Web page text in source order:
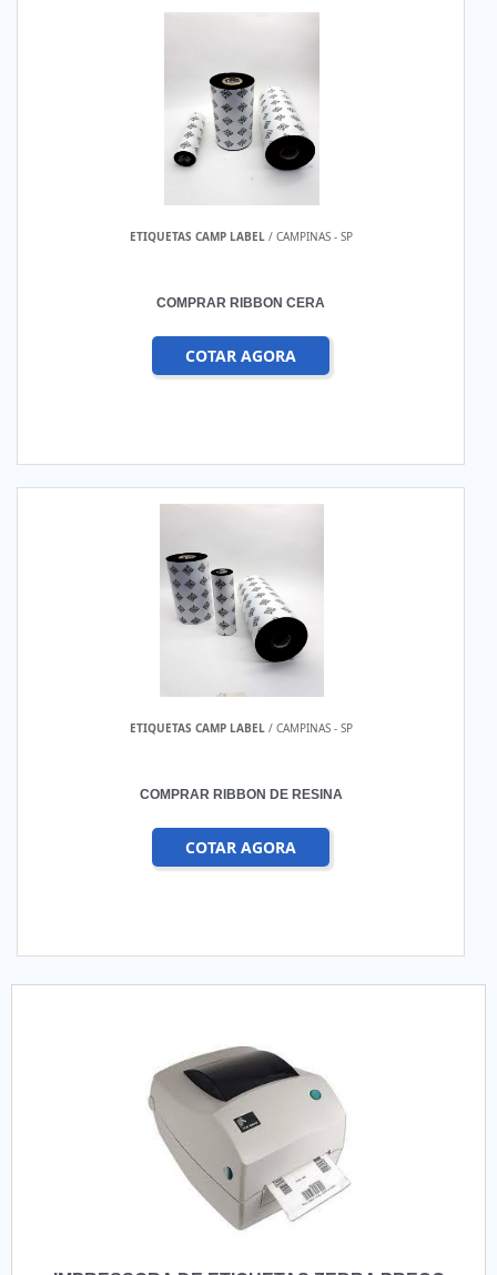
ETIQUETAS CAMP LABEL/ CAMPINAS - SP
COMPRAR RIBBON CERA
COTAR AGORA
ETIQUETAS CAMP LABEL/ CAMPINAS - SP
COMPRAR RIBBON DE RESINA
COTAR AGORA